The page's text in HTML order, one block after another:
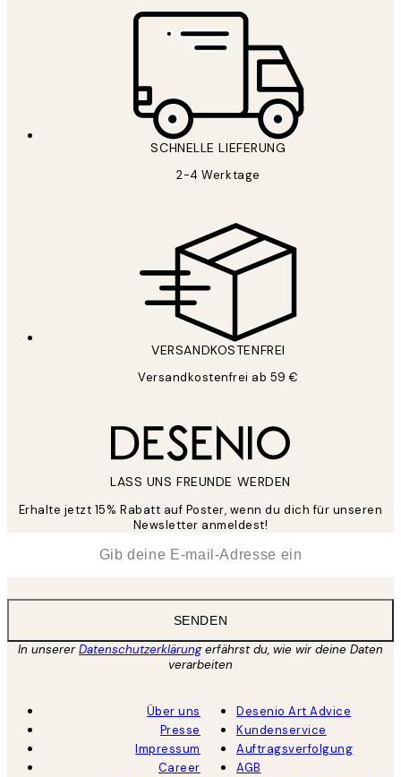
SCHNELLE LIEFERUNG
2-4 Werktage
VERSANDKOSTENFREI
Versandkostenfrei ab 59 €
LASS UNS FREUNDE WERDEN
Erhalte jetzt 15% Rabatt auf Poster, wenn du dich für unseren
Newsletter anmeldest!
SENDEN
In unsererDatenschutzerklärungerfährst du, wie wir deine Daten
verarbeiten
Über uns
Presse
Impressum
Career
Desenio Art Advice
Kundenservice
Auftragsverfolgung
AGB